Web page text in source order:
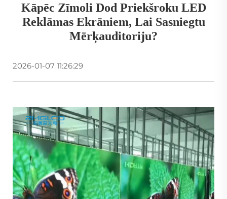
Kāpēc Zīmoli Dod Priekšroku LED
Reklāmas Ekrāniem, Lai Sasniegtu
Mērķauditoriju?
2026-01-07 11:26:29